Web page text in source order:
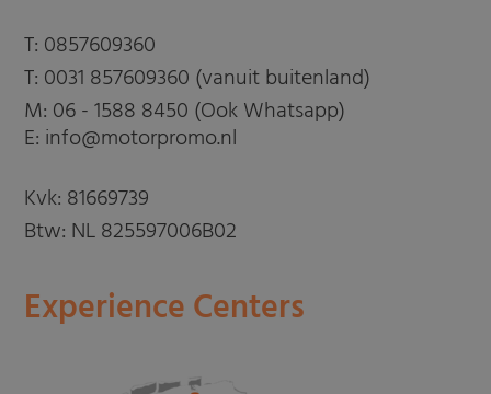
T: 0857609360
T: 0031 857609360 (vanuit buitenland)
M: 06 - 1588 8450 (Ook Whatsapp)
E: info@motorpromo.nl
Kvk: 81669739
Btw: NL 825597006B02
Experience Centers